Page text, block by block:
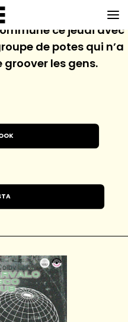
ce jeudi avec
de potes qui n’a
groover les gens.